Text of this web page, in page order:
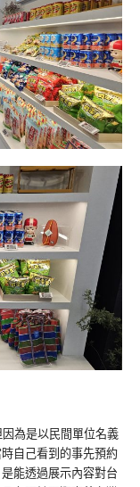
為是以民間單位名義
自己看到的事先預約
能透過展示內容對台